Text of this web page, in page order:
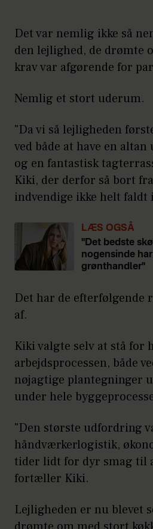
Det var nemlig ikke så
den lejlighed, de drømte
krav var afgørende for
Nemlig et stort uderum.
"Da vi så lejligheden
ved både at have en altan
og en fantastisk
Kiki, der derfor så bort
indvendige ikke helt faldt
LÆS OGSÅ
"Det bedste
nogensinde
grønthandler"
Det har de efterfølgende
af.
Kiki valgte selv at stå for
arbejdsprocessen, både
nøjagtige plantegninger
under hele
"Den største udfordring
håndværkerlogistik,
tider lidt for dyr smag til
fortæller Kiki.
Lejligheden er nu blevet